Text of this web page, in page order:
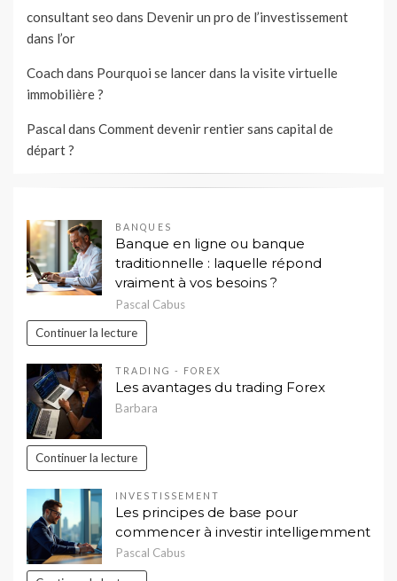
consultant seo dans Devenir un pro de l’investissement
dans l’or
Coach dans Pourquoi se lancer dans la visite virtuelle
immobilière ?
Pascal dans Comment devenir rentier sans capital de
départ ?
BANQUES
Banque en ligne ou banque
traditionnelle : laquelle répond
vraiment à vos besoins ?
Pascal Cabus
Continuer la lecture
TRADING - FOREX
Les avantages du trading Forex
Barbara
Continuer la lecture
INVESTISSEMENT
Les principes de base pour
commencer à investir intelligemment
Pascal Cabus